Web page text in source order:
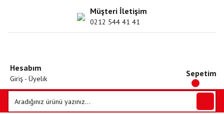
Müşteri İletişim
0212 544 41 41
Hesabım
Giriş - Üyelik
Sepetim